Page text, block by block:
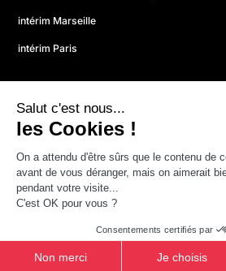
Salut c'est nous...
les Cookies !
On a attendu d'être sûrs que le contenu de
avant de vous déranger, mais on aimerait
pendant votre visite...
C'est OK pour vous ?
Consentements certifiés par
Non merci Je choisis
intérim Marseille
intérim Paris
CGU
Politique de confidentialité
© 2026 asap. Tous droits réservés.